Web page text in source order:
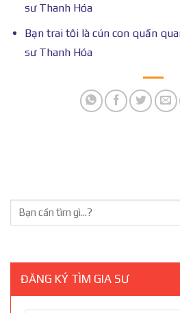
sư Thanh Hóa
Bạn trai tôi là cún con quấn
sư Thanh Hóa
ĐĂNG KÝ TÌM GIA SƯ